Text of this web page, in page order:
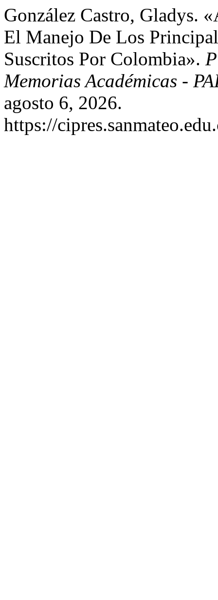
González Castro, Gladys.
El Manejo De Los
Suscritos Por Colombia».
Memorias Académicas -
agosto 6, 2026.
https://